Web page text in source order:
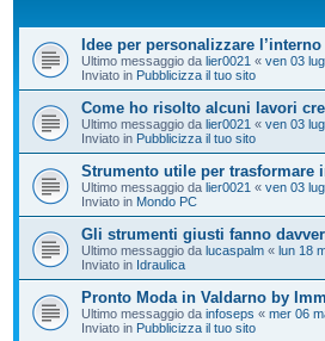
Idee per personalizzare
Ultimo messaggio da lier0021 « ven 03
Inviato in Pubblicizza il tuo sito
Come ho risolto alcuni lavori
Ultimo messaggio da lier0021 « ven 03
Inviato in Pubblicizza il tuo sito
Strumento utile per trasformare
Ultimo messaggio da lier0021 « ven 03
Inviato in Mondo PC
Gli strumenti giusti fanno
Ultimo messaggio da lucaspalm « lun 18
Inviato in Idraulica
Pronto Moda in Valdarno by
Ultimo messaggio da infoseps « mer 06
Inviato in Pubblicizza il tuo sito